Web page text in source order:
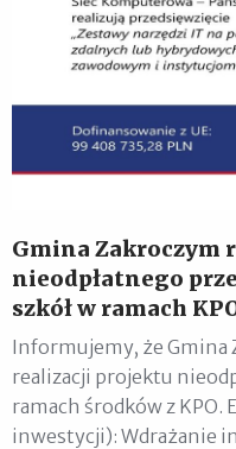
Gmina Zakroczym
nieodpłatnego
szkół w ramach
Informujemy, że Gmina
realizacji projektu
ramach środków z
inwestycji): Wdrażanie